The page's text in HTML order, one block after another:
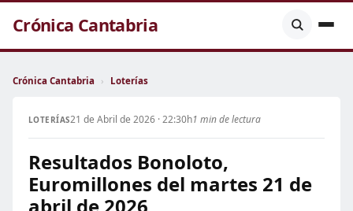
Crónica Cantabria
Crónica Cantabria › Loterías
LOTERÍAS21 de Abril de 2026 · 22:30h1 min de lectura
Resultados Bonoloto,
Euromillones del martes 21 de